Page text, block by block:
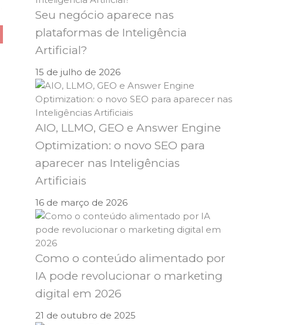
Seu negócio aparece nas
plataformas de Inteligência
Artificial?
15 de julho de 2026
AIO, LLMO, GEO e Answer Engine
Optimization: o novo SEO para
aparecer nas Inteligências
Artificiais
16 de março de 2026
Como o conteúdo alimentado por
IA pode revolucionar o marketing
digital em 2026
21 de outubro de 2025